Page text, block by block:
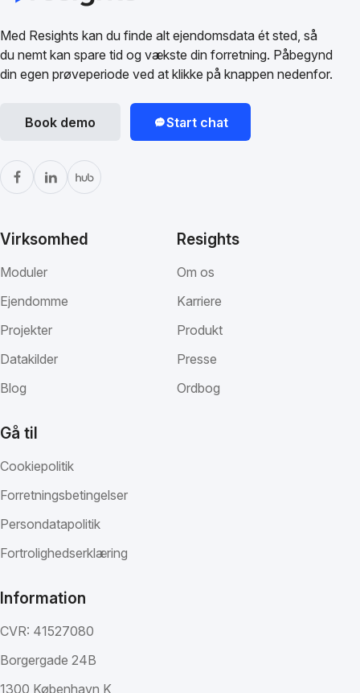
Med Resights kan du finde alt ejendomsdata ét sted, så
du nemt kan spare tid og vækste din forretning. Påbegynd
din egen prøveperiode ved at klikke på knappen nedenfor.
Book demo Start chat
Virksomhed
Moduler
Ejendomme
Projekter
Datakilder
Blog
Resights
Om os
Karriere
Produkt
Presse
Ordbog
Gå til
Cookiepolitik
Forretningsbetingelser
Persondatapolitik
Fortrolighedserklæring
Information
CVR: 41527080
Borgergade 24B
1300 København K